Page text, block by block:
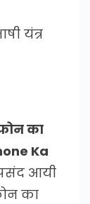
यंत्र
का
Ka
आयी
का